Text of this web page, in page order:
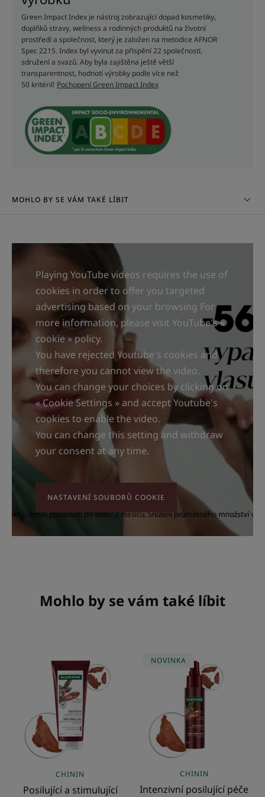
TEXTURA RECYKLOVATELNÁ
Textura
Výhody textury
Tekutá textura dobře pění a snadno se nanáší.
Green Impact Index je nástroj zobrazující dopad kosmetiky,
doplňků stravy, wellness a rodinných produktů na životní
prostředí a společnost, který je založen na metodice AFNOR
Spec 2215. Index byl vyvinut za přispění 22 společností,
sdružení a svazů. Aby byla zajištěna ještě větší
transparentnost, hodnotí výrobky podle více než
50 kritérií! Pochopení Green Impact Index
MOHLO BY SE VÁM TAKÉ LÍBIT
Playing YouTube videos requires the use of
cookies in order to offer you targeted
advertising based on your browsing For
more information, please visit YouTube's «
cookie » policy.
You have rejected Youtube's cookies and
therefore you cannot view the video.
You can change your choices by clicking on
« Cookie Settings » and accept Youtube's
cookies to enable the video.
You can change this setting and withdraw
your consent at any time.
NASTAVENÍ SOUBORŮ COOKIE
Mohlo by se vám také líbit
a stimulující
kondicionér
proti
vypadávání
vlasů
s
chininem
CHININ
Posilující a stimulující
posilující
péče
proti
vypadávání
vlasů
s
chininem
NOVINKA
CHININ
Intenzivní posilující péče